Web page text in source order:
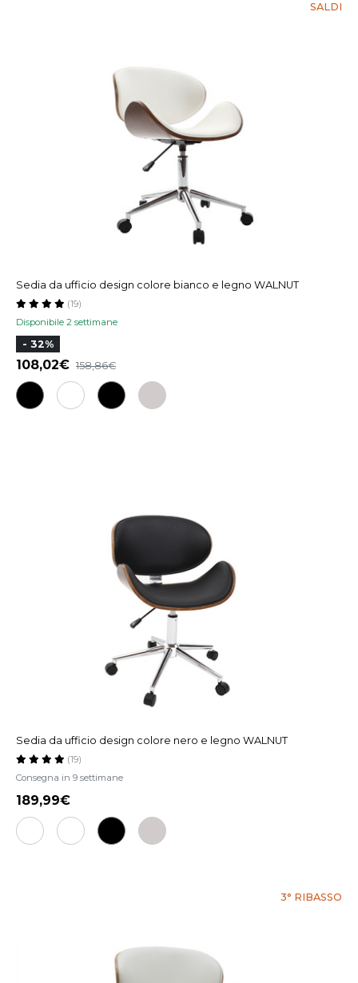
SALDI
Sedia da ufficio design colore bianco e legno WALNUT
Disponibile 2 settimane
(19)
- 32%
108,02 158,86
Sedia da ufficio design colore nero e legno WALNUT
Consegna in 9 settimane
(19)
189,99
3° RIBASSO